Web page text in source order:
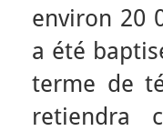
environ 20
a été
terme de
retiendra